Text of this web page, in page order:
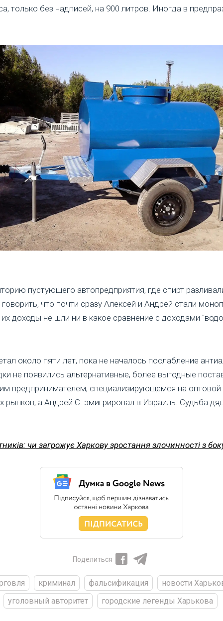
только без надписей, на 900 литров. Иногда в
пустующего автопредприятия, где спирт
что почти сразу Алексей и Андрей стали
их доходы не шли ни в какое сравнение с доходами
около пяти лет, пока не началось послабление
не появились альтернативные, более выгодные
предпринимателем, специализирующемся на оптовой
рынков, а Андрей С. эмигрировал в Израиль. Судьба
чи загрожує Харкову зростання злочинності з
Поделиться
криминал фальсификация
новости
уголовный авторитет
городские легенды Харькова